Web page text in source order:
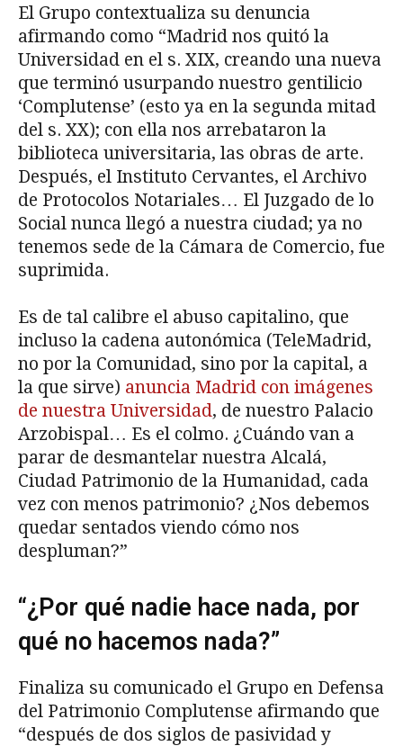
El Grupo contextualiza su denuncia
afirmando como “Madrid nos quitó la
Universidad en el s. XIX, creando una nueva
que terminó usurpando nuestro gentilicio
‘Complutense’ (esto ya en la segunda mitad
del s. XX); con ella nos arrebataron la
biblioteca universitaria, las obras de arte.
Después, el Instituto Cervantes, el Archivo
de Protocolos Notariales… El Juzgado de lo
Social nunca llegó a nuestra ciudad; ya no
tenemos sede de la Cámara de Comercio, fue
suprimida.
Es de tal calibre el abuso capitalino, que
incluso la cadena autonómica (TeleMadrid,
no por la Comunidad, sino por la capital, a
la que sirve) anuncia Madrid con imágenes
de nuestra Universidad, de nuestro Palacio
Arzobispal… Es el colmo. ¿Cuándo van a
parar de desmantelar nuestra Alcalá,
Ciudad Patrimonio de la Humanidad, cada
vez con menos patrimonio? ¿Nos debemos
quedar sentados viendo cómo nos
despluman?”
“¿Por qué nadie hace nada, por
qué no hacemos nada?”
Finaliza su comunicado el Grupo en Defensa
del Patrimonio Complutense afirmando que
“después de dos siglos de pasividad y